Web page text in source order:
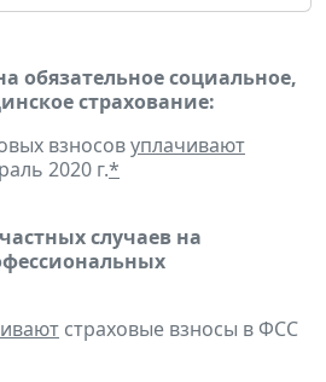
обязательное социальное,
страхование:
взносовуплачивают
2020 г.*
случаев на
страховые взносы в ФСС